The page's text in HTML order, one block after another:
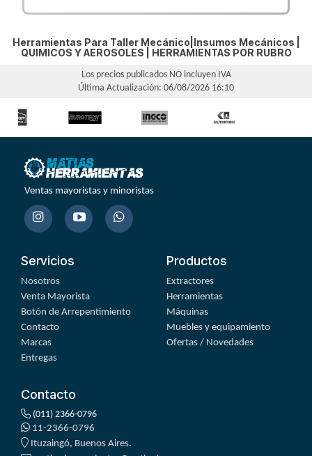
Herramientas Para Taller Mecánico|Insumos Mecánicos |
QUIMICOS Y AEROSOLES
HERRAMIENTAS POR RUBRO
Los precios publicados NO incluyen IVA
Última Actualización: 06/08/2026 16:10
Ventas mayoristas y minoristas
Servicios
Nosotros
Venta Mayorista
Botón de Arrepentimiento
Contacto
Marcas
Entregas
Productos
Extractores
Herramientas
Máquinas
Muebles y equipamiento
Ofertas / Novedades
Contacto
(011) 2366-0796
11-2366-0796
Ituzaingó, Buenos Aires.